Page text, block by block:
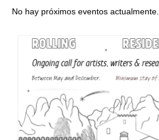
No hay próximos eventos actualmente.